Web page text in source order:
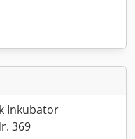
Inkubator
369